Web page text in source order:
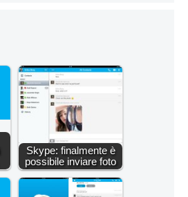
Skype: finalmente è
possibile inviare foto